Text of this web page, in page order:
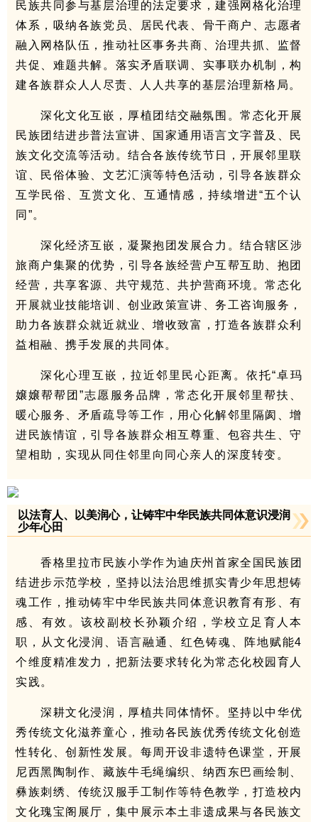
民族共同参与基层治理的法定要求，建强网格化治理
体系，吸纳各族党员、居民代表、骨干商户、志愿者
融入网格队伍，推动社区事务共商、治理共抓、监督
共促、难题共解。落实矛盾联调、实事联办机制，构
建各族群众人人尽责、人人共享的基层治理新格局。
深化文化互嵌，厚植团结交融氛围。常态化开展
民族团结进步普法宣讲、国家通用语言文字普及、民
族文化交流等活动。结合各族传统节日，开展邻里联
谊、民俗体验、文艺汇演等特色活动，引导各族群众
互学民俗、互赏文化、互通情感，持续增进“五个认
同”。
深化经济互嵌，凝聚抱团发展合力。结合辖区涉
旅商户集聚的优势，引导各族经营户互帮互助、抱团
经营，共享客源、共守规范、共护营商环境。常态化
开展就业技能培训、创业政策宣讲、务工咨询服务，
助力各族群众就近就业、增收致富，打造各族群众利
益相融、携手发展的共同体。
深化心理互嵌，拉近邻里民心距离。依托“卓玛
嬢嬢帮帮团”志愿服务品牌，常态化开展邻里帮扶、
暖心服务、矛盾疏导等工作，用心化解邻里隔阂、增
进民族情谊，引导各族群众相互尊重、包容共生、守
望相助，实现从同住邻里向同心亲人的深度转变。
以法育人、以美润心，让铸牢中华民族共同体意识浸润
少年心田
香格里拉市民族小学作为迪庆州首家全国民族团
结进步示范学校，坚持以法治思维抓实青少年思想铸
魂工作，推动铸牢中华民族共同体意识教育有形、有
感、有效。该校副校长孙颖介绍，学校立足育人本
职，从文化浸润、语言融通、红色铸魂、阵地赋能4
个维度精准发力，把新法要求转化为常态化校园育人
实践。
深耕文化浸润，厚植共同体情怀。坚持以中华优
秀传统文化滋养童心，推动各民族优秀传统文化创造
性转化、创新性发展。每周开设非遗特色课堂，开展
尼西黑陶制作、藏族牛毛绳编织、纳西东巴画绘制、
彝族刺绣、传统汉服手工制作等特色教学，打造校内
文化瑰宝阁展厅，集中展示本土非遗成果与各民族文